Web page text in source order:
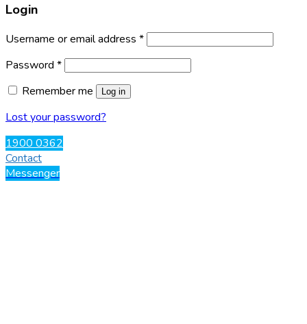
Login
Username or email address *
Password *
Remember me
Log in
Lost your password?
1900 0362
Contact
Messenger